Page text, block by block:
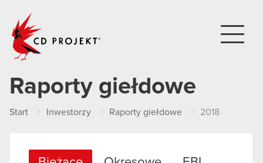
Raporty giełdowe
Start Inwestorzy Raporty giełdowe 2018